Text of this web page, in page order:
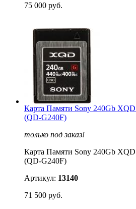
75 000 руб.
Карта Памяти Sony 240Gb
(QD-G240F)
только под заказ!
Карта Памяти Sony 240Gb
(QD-G240F)
Артикул: 13140
71 500 руб.